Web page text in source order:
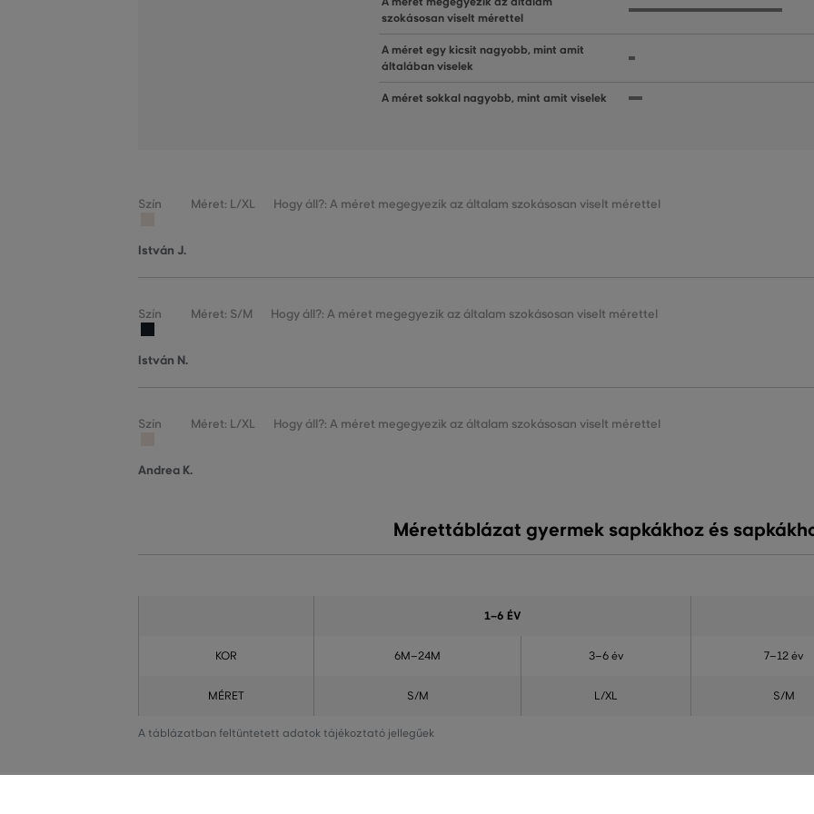
szokásosan viselt mérettel
A méret egy kicsit nagyobb, mint amit
általában viselek
A méret sokkal nagyobb, mint amit viselek
Szín Méret: L/XL Hogy áll?: A méret megegyezik az általam szokásosan viselt mérettel
István J.
Szín Méret: S/M Hogy áll?: A méret megegyezik az általam szokásosan viselt mérettel
István N.
Szín Méret: L/XL Hogy áll?: A méret megegyezik az általam szokásosan viselt mérettel
Andrea K.
Mérettáblázat gyermek sapkákhoz és
A táblázatban feltüntetett adatok tájékoztató jellegűek
1–6 ÉV
KOR 6M–24M 3–6 év 7–12 év
MÉRET S/M L/XL S/M